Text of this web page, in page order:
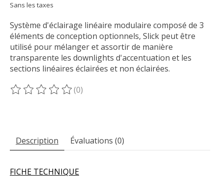
Sans les taxes
Système d'éclairage linéaire modulaire composé de 3
éléments de conception optionnels, Slick peut être
utilisé pour mélanger et assortir de manière
transparente les downlights d'accentuation et les
sections linéaires éclairées et non éclairées.
Ce produit est évalué à
(0)
Description Évaluations (0)
FICHE TECHNIQUE